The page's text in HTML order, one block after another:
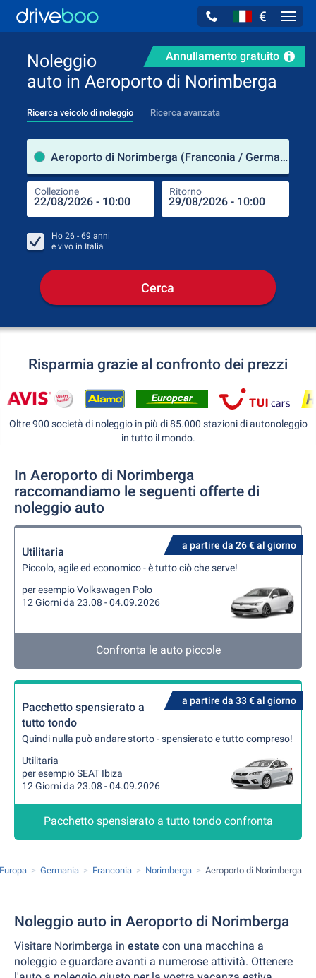
€
Annullamento gratuito
Noleggio
auto in Aeroporto di Norimberga
Ricerca veicolo di noleggio Ricerca avanzata
Aeroporto di Norimberga (Franconia / Germania)
Collezione Ritorno
Ho 26 - 69 anni
e vivo in Italia
Cerca
Risparmia grazie al confronto dei prezzi
Oltre 900 società di noleggio in più di 85.000 stazioni di autonoleggio
in tutto il mondo.
In Aeroporto di Norimberga
raccomandiamo le seguenti offerte di
noleggio auto
a partire da 26 € al giorno
Utilitaria
Piccolo, agile ed economico - è tutto ciò che serve!
per esempio Volkswagen Polo
12 Giorni da 23.08 - 04.09.2026
Confronta le auto piccole
a partire da 33 € al giorno
Pacchetto spensierato a
tutto tondo
Quindi nulla può andare storto - spensierato e tutto compreso!
Utilitaria
per esempio SEAT Ibiza
12 Giorni da 23.08 - 04.09.2026
Pacchetto spensierato a tutto tondo confronta
Europa Germania Franconia Norimberga Aeroporto di Norimberga
Noleggio auto in Aeroporto di Norimberga
Visitare Norimberga in estate con una macchina a
noleggio e guardare avanti a numerose attività. Ottenere